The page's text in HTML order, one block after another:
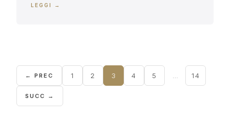
dell’esecuzione immobiliare minacciata dalla
LEGGI →
← PREC 1 2 3 4 5 14
SUCC →